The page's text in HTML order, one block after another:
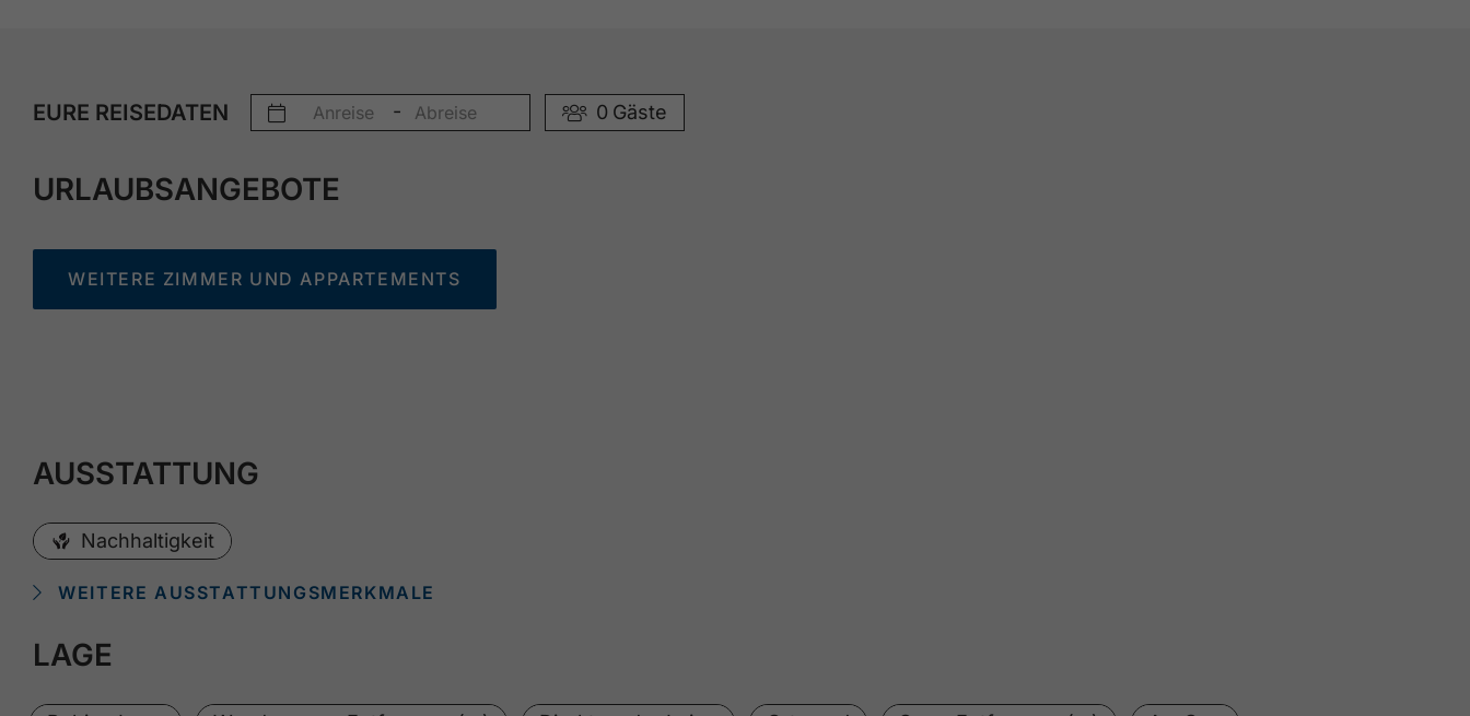
EURE REISEDATEN - 0 Gäste
URLAUBSANGEBOTE
WEITERE ZIMMER UND APPARTEMENTS
AUSSTATTUNG
Nachhaltigkeit
WEITERE AUSSTATTUNGSMERKMALE
LAGE